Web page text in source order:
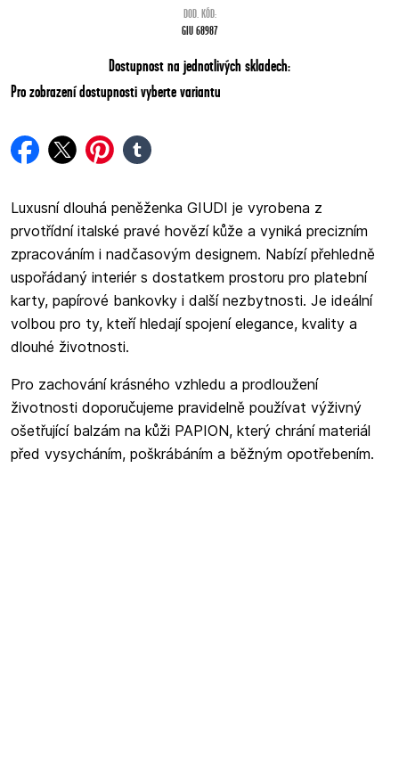
DOD. KÓD:
GIU 68987
Dostupnost na jednotlivých skladech:
Pro zobrazení dostupnosti vyberte variantu
facebook
twitterpinterest
tumblr
Luxusní dlouhá peněženka GIUDI je vyrobena z
prvotřídní italské pravé hovězí kůže a vyniká precizním
zpracováním i nadčasovým designem. Nabízí přehledně
uspořádaný interiér s dostatkem prostoru pro platební
karty, papírové bankovky i další nezbytnosti. Je ideální
volbou pro ty, kteří hledají spojení elegance, kvality a
dlouhé životnosti.
Pro zachování krásného vzhledu a prodloužení
životnosti doporučujeme pravidelně používat výživný
ošetřující balzám na kůži PAPION, který chrání materiál
před vysycháním, poškrábáním a běžným opotřebením.